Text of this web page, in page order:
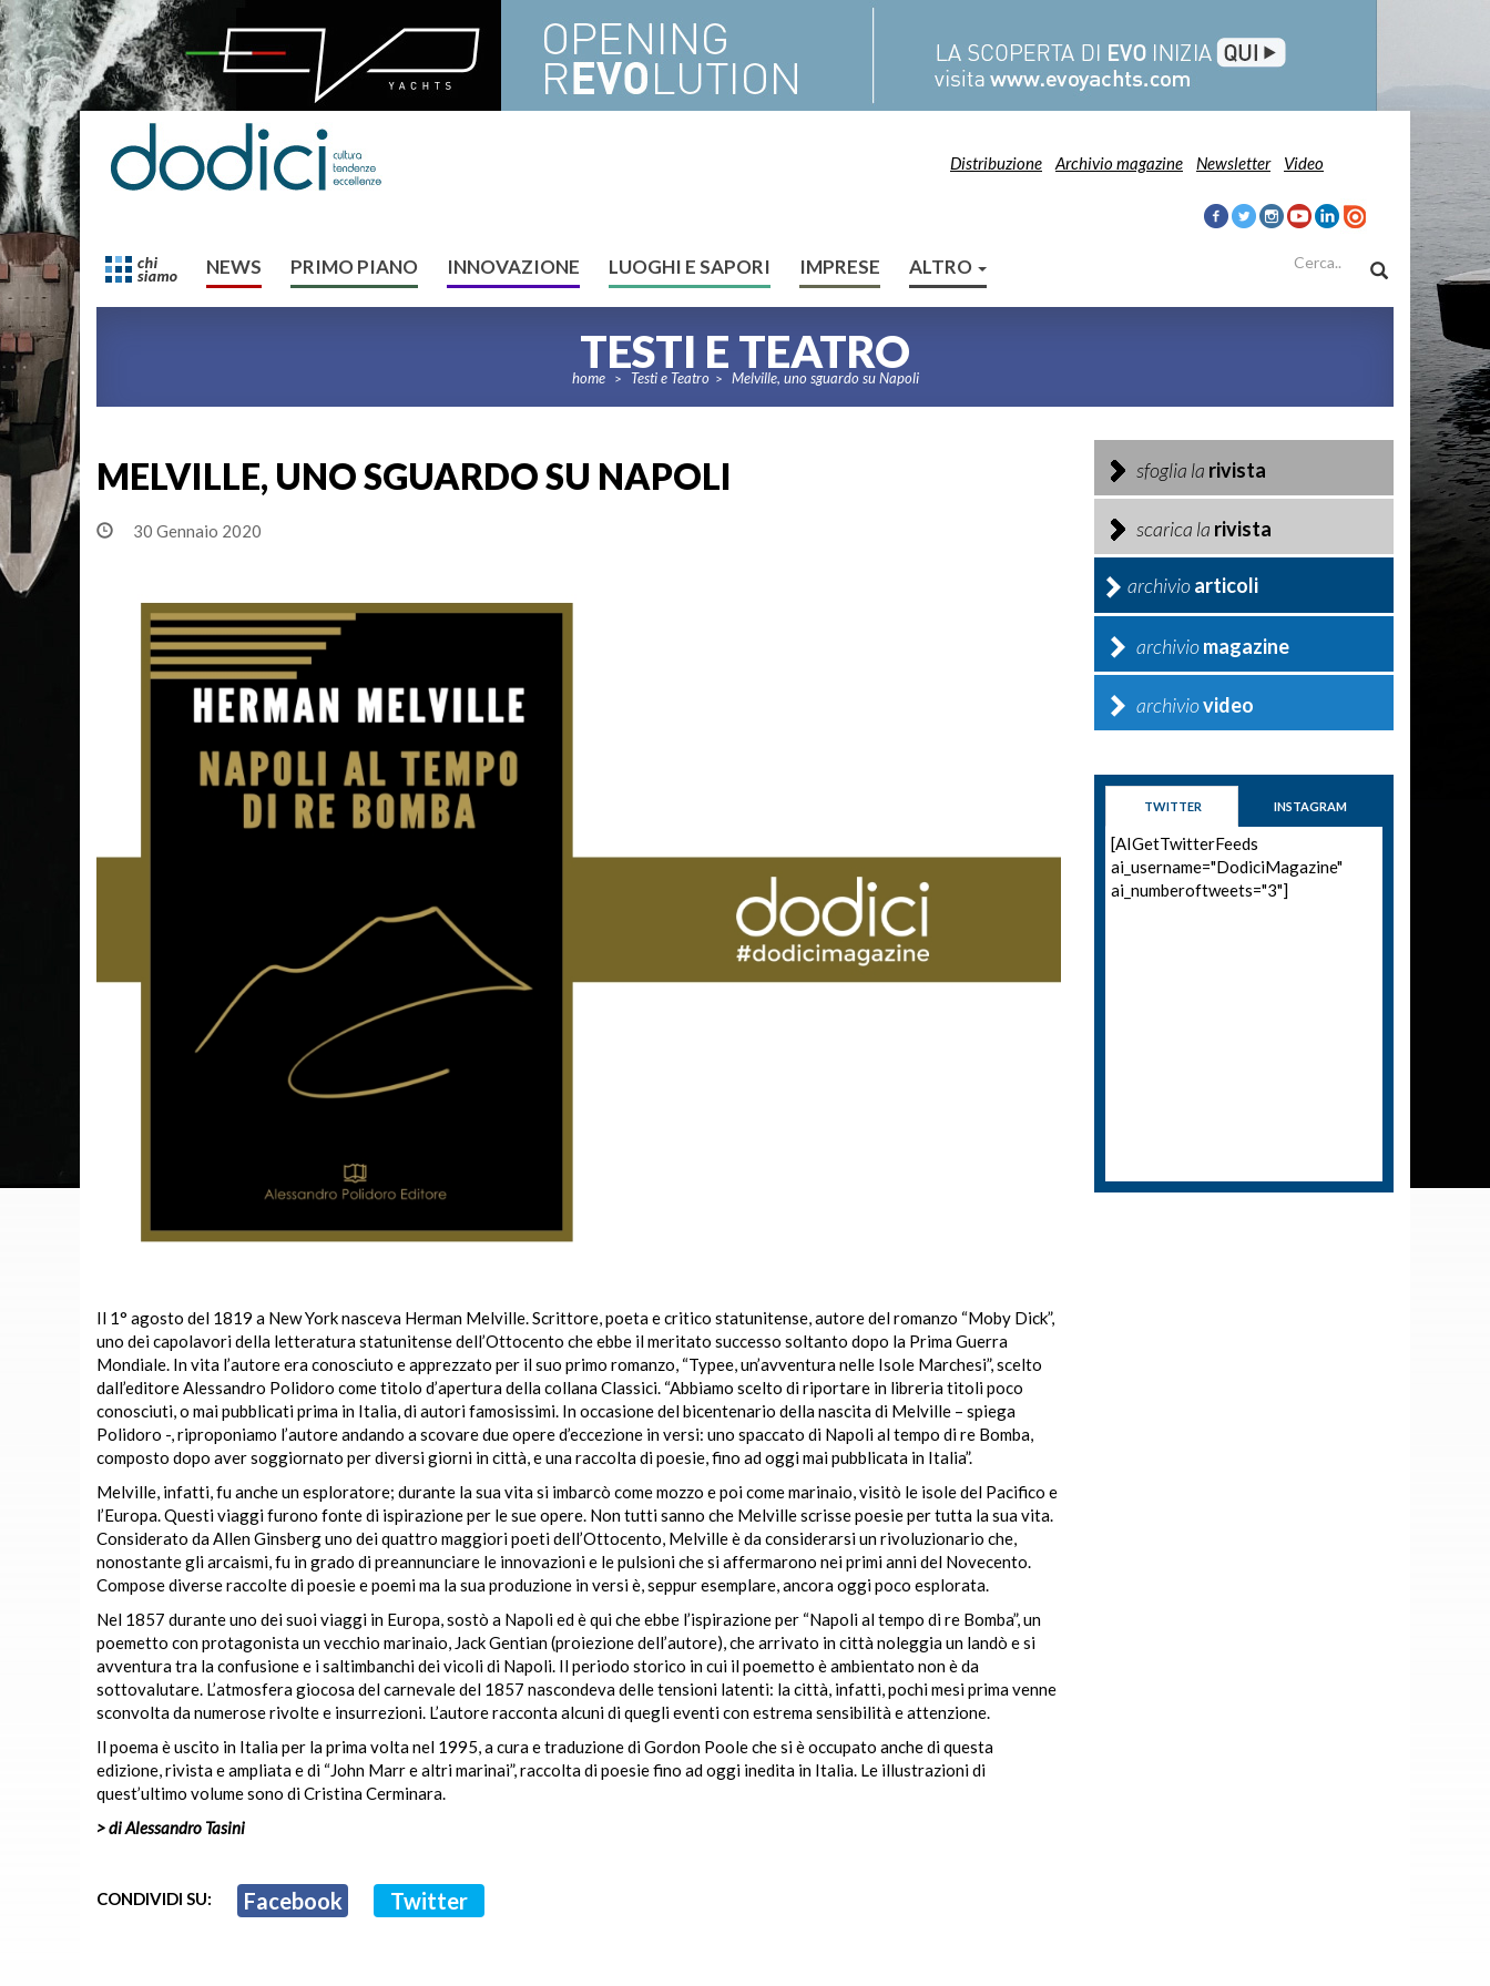
Distribuzione Archivio magazine Newsletter Video
NEWS PRIMO PIANO INNOVAZIONE LUOGHI E SAPORI IMPRESE ALTRO
TESTI E TEATRO
home > Testi e Teatro > Melville, uno sguardo su Napoli
MELVILLE, UNO SGUARDO SU NAPOLI
30 Gennaio 2020
Il 1° agosto del 1819 a New York nasceva Herman Melville. Scrittore, poeta e critico statunitense, autore del romanzo “Moby Dick”,
uno dei capolavori della letteratura statunitense dell’Ottocento che ebbe il meritato successo soltanto dopo la Prima Guerra
Mondiale. In vita l’autore era conosciuto e apprezzato per il suo primo romanzo, “Typee, un’avventura nelle Isole Marchesi”, scelto
dall’editore Alessandro Polidoro come titolo d’apertura della collana Classici. “Abbiamo scelto di riportare in libreria titoli poco
conosciuti, o mai pubblicati prima in Italia, di autori famosissimi. In occasione del bicentenario della nascita di Melville – spiega
Polidoro -, riproponiamo l’autore andando a scovare due opere d’eccezione in versi: uno spaccato di Napoli al tempo di re Bomba,
composto dopo aver soggiornato per diversi giorni in città, e una raccolta di poesie, fino ad oggi mai pubblicata in Italia”.
Melville, infatti, fu anche un esploratore; durante la sua vita si imbarcò come mozzo e poi come marinaio, visitò le isole del Pacifico e
l’Europa. Questi viaggi furono fonte di ispirazione per le sue opere. Non tutti sanno che Melville scrisse poesie per tutta la sua vita.
Considerato da Allen Ginsberg uno dei quattro maggiori poeti dell’Ottocento, Melville è da considerarsi un rivoluzionario che,
nonostante gli arcaismi, fu in grado di preannunciare le innovazioni e le pulsioni che si affermarono nei primi anni del Novecento.
Compose diverse raccolte di poesie e poemi ma la sua produzione in versi è, seppur esemplare, ancora oggi poco esplorata.
Nel 1857 durante uno dei suoi viaggi in Europa, sostò a Napoli ed è qui che ebbe l’ispirazione per “Napoli al tempo di re Bomba”, un
poemetto con protagonista un vecchio marinaio, Jack Gentian (proiezione dell’autore), che arrivato in città noleggia un landò e si
avventura tra la confusione e i saltimbanchi dei vicoli di Napoli. Il periodo storico in cui il poemetto è ambientato non è da
sottovalutare. L’atmosfera giocosa del carnevale del 1857 nascondeva delle tensioni latenti: la città, infatti, pochi mesi prima venne
sconvolta da numerose rivolte e insurrezioni. L’autore racconta alcuni di quegli eventi con estrema sensibilità e attenzione.
Il poema è uscito in Italia per la prima volta nel 1995, a cura e traduzione di Gordon Poole che si è occupato anche di questa
edizione, rivista e ampliata e di “John Marr e altri marinai”, raccolta di poesie fino ad oggi inedita in Italia. Le illustrazioni di
quest’ultimo volume sono di Cristina Cerminara.
> di Alessandro Tasini
CONDIVIDI SU: Facebook Twitter
sfoglia la rivista
scarica la rivista
archivioarticoli
archiviomagazine
archiviovideo
TWITTER INSTAGRAM
[AIGetTwitterFeeds
ai_username="DodiciMagazine"
ai_numberoftweets="3"]